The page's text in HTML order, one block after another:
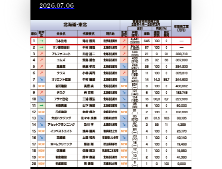
2026.07.06